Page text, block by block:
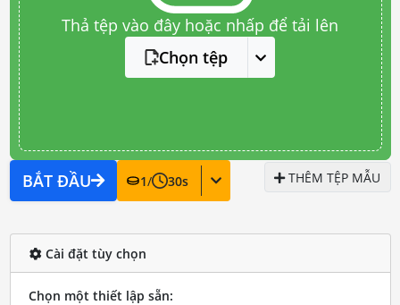
Thả tệp vào đây hoặc nhấp để tải lên
Chọn tệp
BẮT ĐẦU 1/ 30s THÊM TỆP MẪU
Cài đặt tùy chọn
Chọn một thiết lập sẵn: